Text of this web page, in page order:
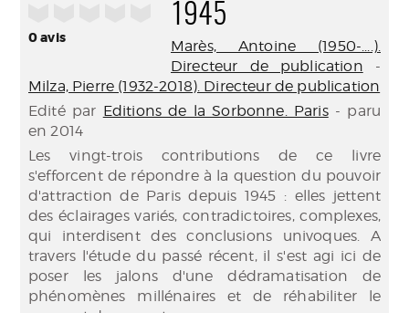
0avis
1945
Marès, Antoine (1950-....).
Directeur de publication -
Milza, Pierre (1932-2018). Directeur de publication
Edité par Editions de la Sorbonne. Paris- paru
en 2014
Les vingt-trois contributions de ce livre
s'efforcent de répondre à la question du pouvoir
d'attraction de Paris depuis 1945 : elles jettent
des éclairages variés, contradictoires, complexes,
qui interdisent des conclusions univoques. A
travers l'étude du passé récent, il s'est agi ici de
poser les jalons d'une dédramatisation de
phénomènes millénaires et de réhabiliter le